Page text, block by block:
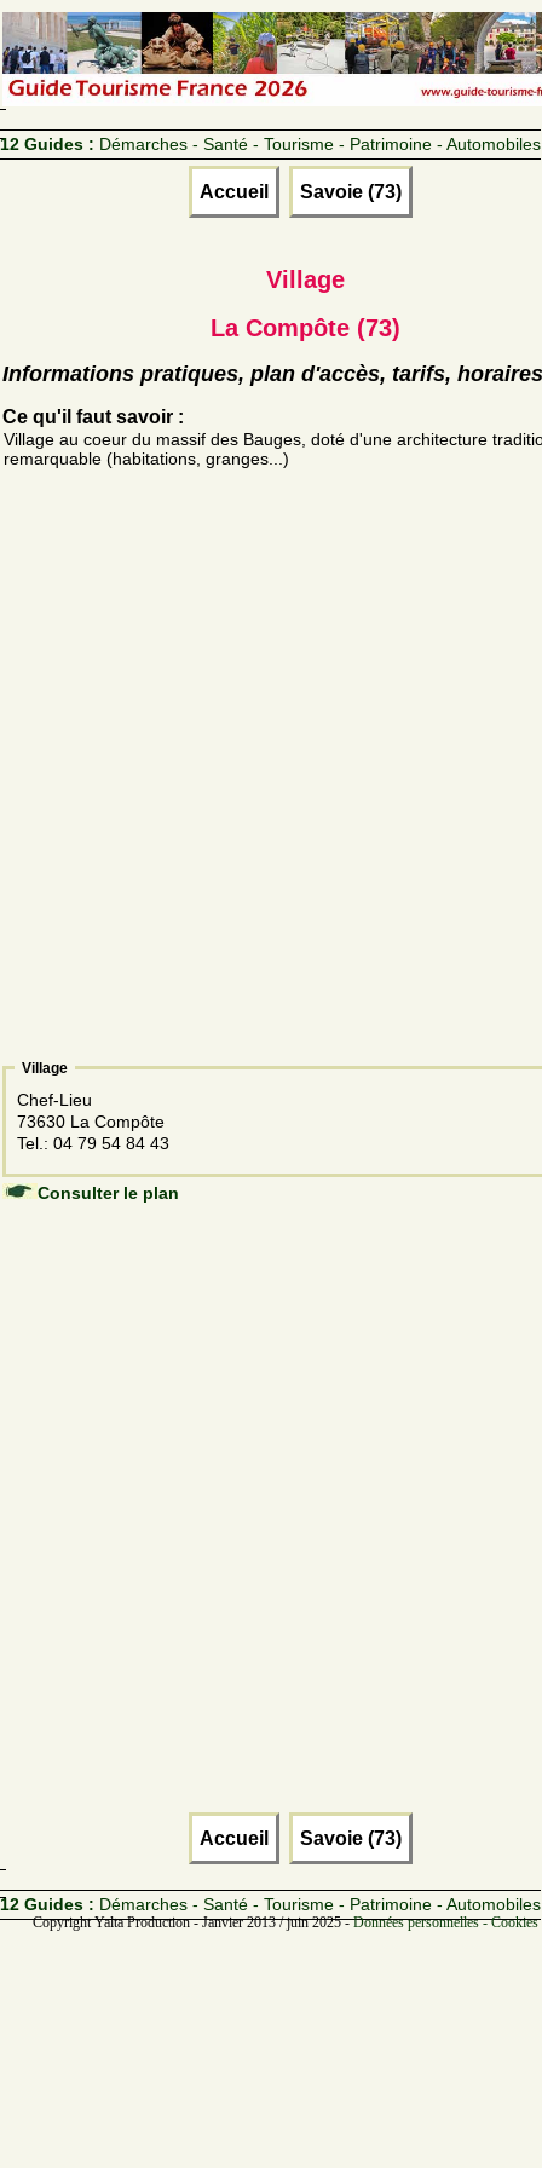
12 Guides : Démarches - Santé - Tourisme - Patrimoine - Automobiles
Accueil Savoie (73)
Village
La Compôte (73)
Informations pratiques, plan d'accès, tarifs, horaires
Ce qu'il faut savoir :
Village au coeur du massif des Bauges, doté d'une architecture
remarquable (habitations, granges...)
Village
Chef-Lieu
73630 La Compôte
Tel.: 04 79 54 84 43
Consulter le plan
Accueil Savoie (73)
12 Guides : Démarches - Santé - Tourisme - Patrimoine - Automobiles
Copyright Yalta Production - Janvier 2013 / juin 2025 -Données personnelles -